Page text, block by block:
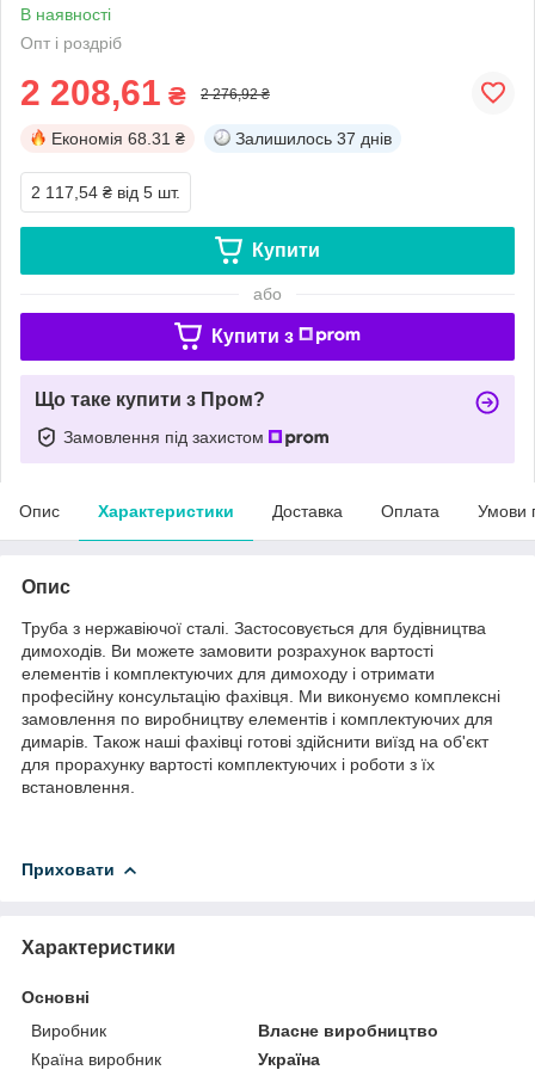
В наявності
Опт і роздріб
2 208,61 ₴ 2 276,92 ₴
Економія 68.31 ₴ Залишилось 37 днів
2 117,54 ₴ від 5 шт.
Купити
або
Купити з
Що таке купити з Пром?
Замовлення під захистом
Опис Характеристики Доставка Оплата Умови
Опис
Труба з нержавіючої сталі. Застосовується для будівництва
димоходів. Ви можете замовити розрахунок вартості
елементів і комплектуючих для димоходу і отримати
професійну консультацію фахівця. Ми виконуємо комплексні
замовлення по виробництву елементів і комплектуючих для
димарів. Також наші фахівці готові здійснити виїзд на об'єкт
для прорахунку вартості комплектуючих і роботи з їх
встановлення.
Приховати
Характеристики
Основні
Виробник
Власне виробництво
Країна виробник
Україна